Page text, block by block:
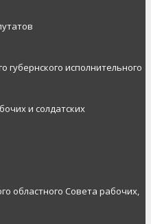
губернского исполнительного
и солдатских
областного Совета рабочих,